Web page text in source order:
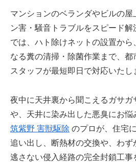
マンションのベランダやビルの屋
ン害・騒音トラブルをスピード解
では、ハト除けネットの設置から
なる糞の清掃・除菌作業まで、都
スタッフが最短即日で対応いたし
夜中に天井裏から聞こえるガサ
や、天井に染み出した悪臭にお悩
筑紫野 害獣駆除 のプロが、住宅
追い出し、断熱材の交換や、わず
逃さない侵入経路の完全封鎖工事